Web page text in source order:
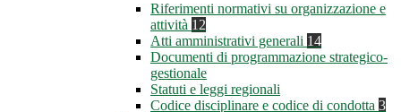
Riferimenti normativi su organizzazione e
attività 12
Atti amministrativi generali 14
Documenti di programmazione strategico-
gestionale
Statuti e leggi regionali
Codice disciplinare e codice di condotta 3